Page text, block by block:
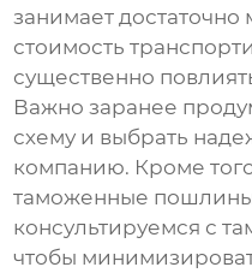
занимает
стоимость
существенно
Важно заранее
схему и выбрать
компанию. Кроме
таможенные
консультируемся с
чтобы